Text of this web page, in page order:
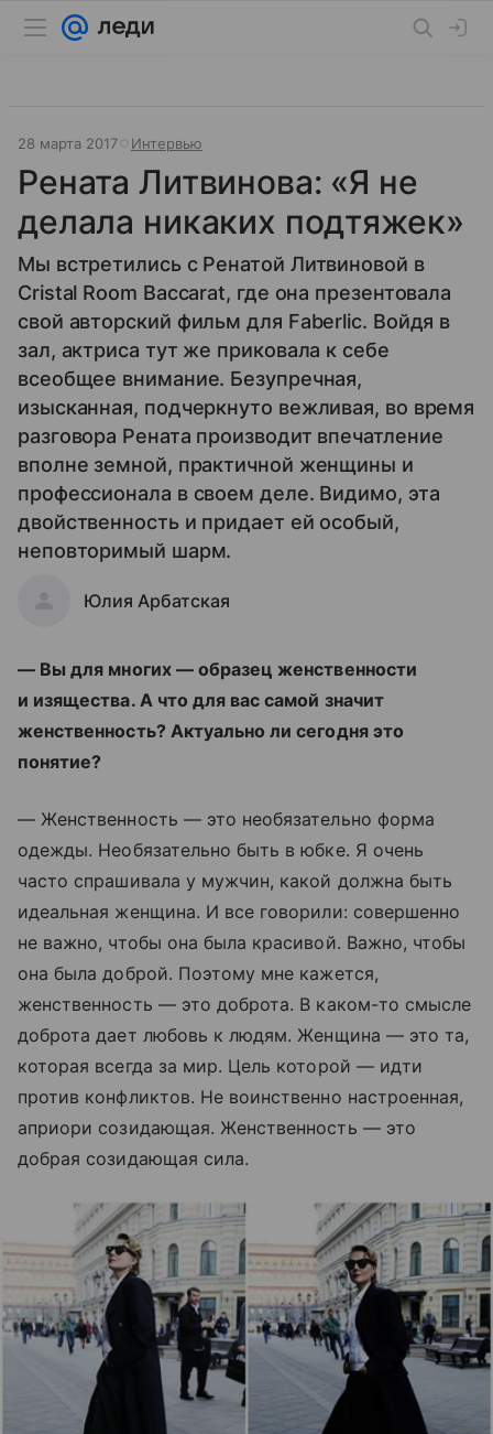
28 марта 2017 Интервью
Рената Литвинова: «Я не
делала никаких подтяжек»
Мы встретились с Ренатой Литвиновой в
Cristal Room Baccarat, где она презентовала
свой авторский фильм для Faberlic. Войдя в
зал, актриса тут же приковала к себе
всеобщее внимание. Безупречная,
изысканная, подчеркнуто вежливая, во время
разговора Рената производит впечатление
вполне земной, практичной женщины и
профессионала в своем деле. Видимо, эта
двойственность и придает ей особый,
неповторимый шарм.
Юлия Арбатская
— Вы для многих — образец женственности
и изящества. А что для вас самой значит
женственность? Актуально ли сегодня это
понятие?
— Женственность — это необязательно форма
одежды. Необязательно быть в юбке. Я очень
часто спрашивала у мужчин, какой должна быть
идеальная женщина. И все говорили: совершенно
не важно, чтобы она была красивой. Важно, чтобы
она была доброй. Поэтому мне кажется,
женственность — это доброта. В каком-то смысле
доброта дает любовь к людям. Женщина — это та,
которая всегда за мир. Цель которой — идти
против конфликтов. Не воинственно настроенная,
априори созидающая. Женственность — это
добрая созидающая сила.